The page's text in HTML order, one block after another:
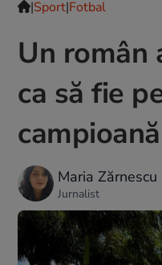
|Sport|Fotbal
Un român
ca să fie
Maria Zărnescu
Jurnalist